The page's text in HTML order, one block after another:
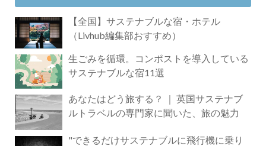
【全国】サステナブルな宿・ホテル
（Livhub編集部おすすめ）
生ごみを循環。コンポストを導入している
サステナブルな宿11選
あなたはどう旅する？ ｜ 英国サステナブ
ルトラベルの専門家に聞いた、旅の魅力
"できるだけサステナブルに飛行機に乗り